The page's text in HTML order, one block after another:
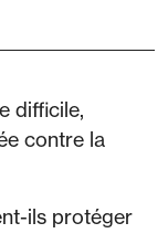
difficile,
contre la
ils protéger